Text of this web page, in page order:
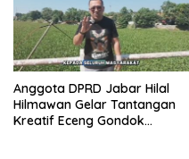
Anggota DPRD Jabar Hilal
Hilmawan Gelar Tantangan
Kreatif Eceng Gondok